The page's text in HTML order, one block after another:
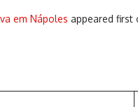
em Nápoles appeared first